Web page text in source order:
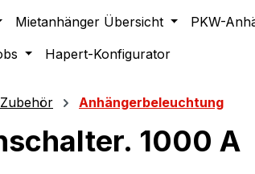
Mietanhänger Übersicht PKW-
Hapert-Konfigurator
Anhängerbeleuchtung
1000 A